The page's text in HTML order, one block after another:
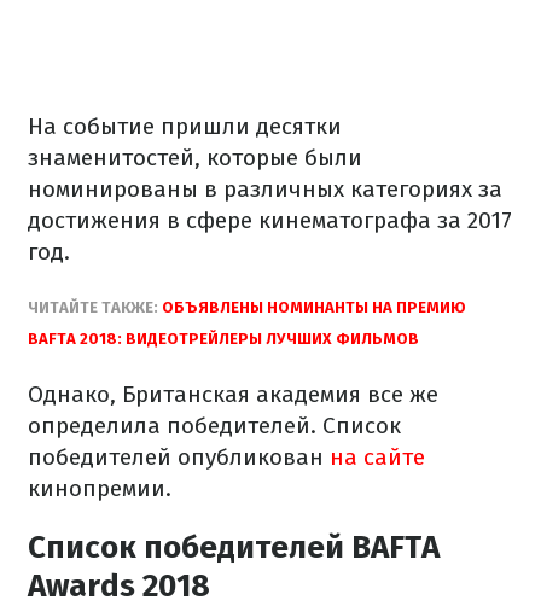
На событие пришли десятки
знаменитостей, которые были
номинированы в различных категориях за
достижения в сфере кинематографа за 2017
год.
ЧИТАЙТЕ ТАКЖЕ: ОБЪЯВЛЕНЫ НОМИНАНТЫ НА ПРЕМИЮ
BAFTA 2018: ВИДЕОТРЕЙЛЕРЫ ЛУЧШИХ ФИЛЬМОВ
Однако, Британская академия все же
определила победителей. Список
победителей опубликован на сайте
кинопремии.
Список победителей BAFTA
Awards 2018